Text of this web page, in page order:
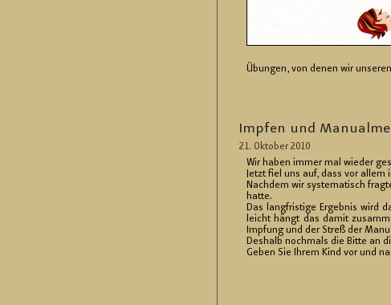
Übun­gen, von denen wir
Imp­fen und
21. Ok­to­ber 2010
Wir haben immer mal wie­der
Jetzt fiel uns auf, dass vor
Nach­dem wir sys­te­ma­tisch
hatte.
Das lang­fris­ti­ge Er­geb­nis wird
leicht hängt das damit
Imp­fung und der Streß der
Des­halb noch­mals die Bitte an
Geben Sie Ihrem Kind vor und